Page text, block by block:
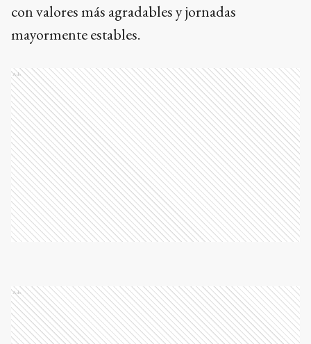
con valores más agradables y jornadas
mayormente estables.
Ads
Ads